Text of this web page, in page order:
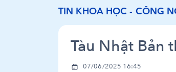
TIN KHOA HỌC - CÔNG
Tàu Nhật Bản
07/06/2025 16:45